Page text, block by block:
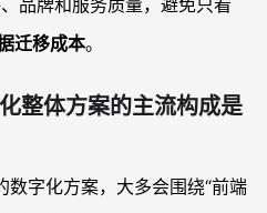
品牌和服务质量，避免只看
迁移成本。
整体方案的主流构成是
字化方案，大多会围绕“前端